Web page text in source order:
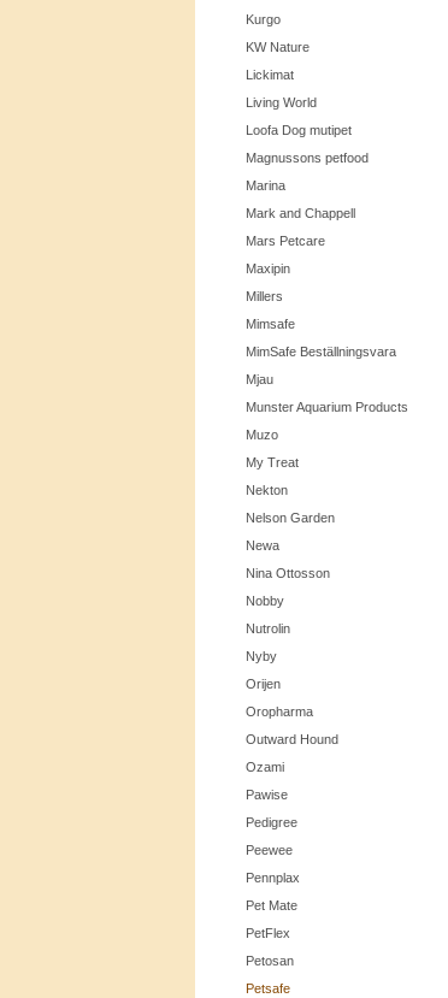
Kurgo
KW Nature
Lickimat
Living World
Loofa Dog mutipet
Magnussons petfood
Marina
Mark and Chappell
Mars Petcare
Maxipin
Millers
Mimsafe
MimSafe Beställningsvara
Mjau
Munster Aquarium Products
Muzo
My Treat
Nekton
Nelson Garden
Newa
Nina Ottosson
Nobby
Nutrolin
Nyby
Orijen
Oropharma
Outward Hound
Ozami
Pawise
Pedigree
Peewee
Pennplax
Pet Mate
PetFlex
Petosan
Petsafe